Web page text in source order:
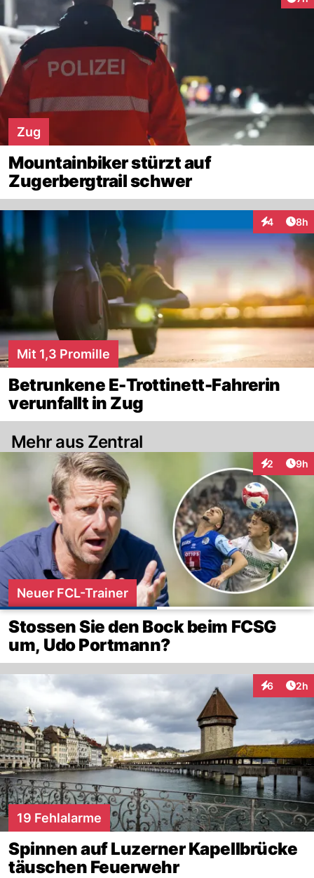
Zug
Mountainbiker stürzt auf
Zugerbergtrail schwer
4 8h
Mit 1,3 Promille
Betrunkene E-Trottinett-Fahrerin
verunfallt in Zug
Mehr aus Zentral
2 9h
Neuer FCL-Trainer
Stossen Sie den Bock beim FCSG
um, Udo Portmann?
6 2h
19 Fehlalarme
Spinnen auf Luzerner Kapellbrücke
täuschen Feuerwehr